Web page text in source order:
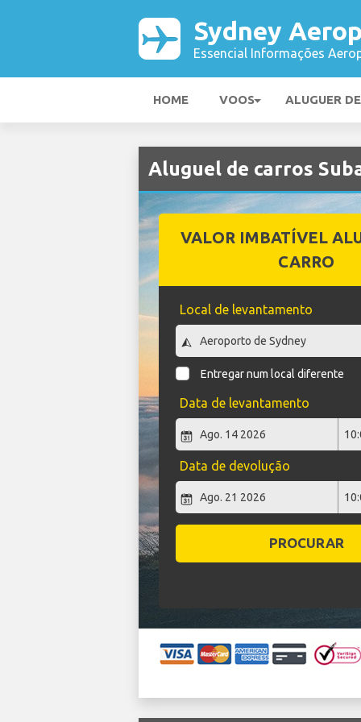
Sydney
Essencial Informações
HOME VOOS ALUGUER
Aluguel de carros
VALOR IMBATÍVEL
CARRO
Local de levantamento
Entregar num local diferente
Data de levantamento
Data de devolução
PROCURAR